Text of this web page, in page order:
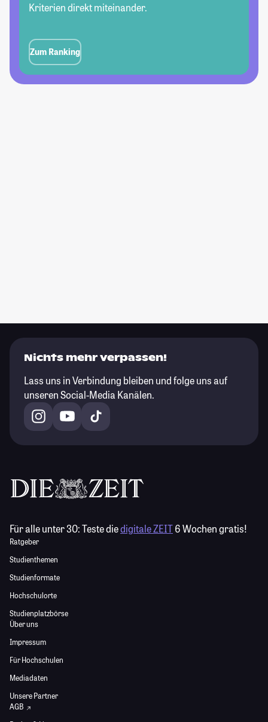
Kriterien direkt miteinander.
Zum Ranking
Nichts mehr verpassen!
Lass uns in Verbindung bleiben und folge uns auf
unseren Social-Media Kanälen.
Für alle unter 30:Teste diedigitale ZEIT6 Wochen gratis!
Ratgeber
Studienthemen
Studienformate
Hochschulorte
Studienplatzbörse
Über uns
Impressum
Für Hochschulen
Mediadaten
Unsere Partner
AGB